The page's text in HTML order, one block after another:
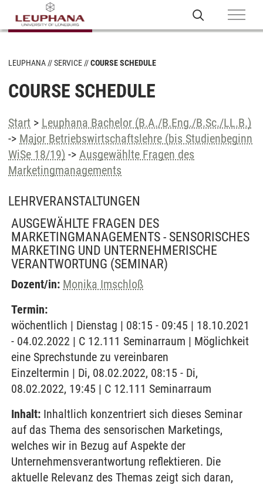
LEUPHANA SERVICE COURSE SCHEDULE
COURSE SCHEDULE
Start > Leuphana Bachelor (B.A./B.Eng./B.Sc./LL.B.)
-> Major Betriebswirtschaftslehre (bis Studienbeginn
WiSe 18/19) -> Ausgewählte Fragen des
Marketingmanagements
LEHRVERANSTALTUNGEN
AUSGEWÄHLTE FRAGEN DES
MARKETINGMANAGEMENTS - SENSORISCHES
MARKETING UND UNTERNEHMERISCHE
VERANTWORTUNG (SEMINAR)
Dozent/in: Monika Imschloß
Termin:
wöchentlich | Dienstag | 08:15 - 09:45 | 18.10.2021
- 04.02.2022 | C 12.111 Seminarraum | Möglichkeit
eine Sprechstunde zu vereinbaren
Einzeltermin | Di, 08.02.2022, 08:15 - Di,
08.02.2022, 19:45 | C 12.111 Seminarraum
Inhalt: Inhaltlich konzentriert sich dieses Seminar
auf das Thema des sensorischen Marketings,
welches wir in Bezug auf Aspekte der
Unternehmensverantwortung reflektieren. Die
aktuelle Relevanz des Themas zeigt sich daran,